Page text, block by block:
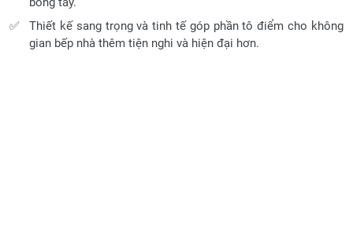
Thiết kế sang trọng và tinh tế góp phần tô điểm cho không
gian bếp nhà thêm tiện nghi và hiện đại hơn.